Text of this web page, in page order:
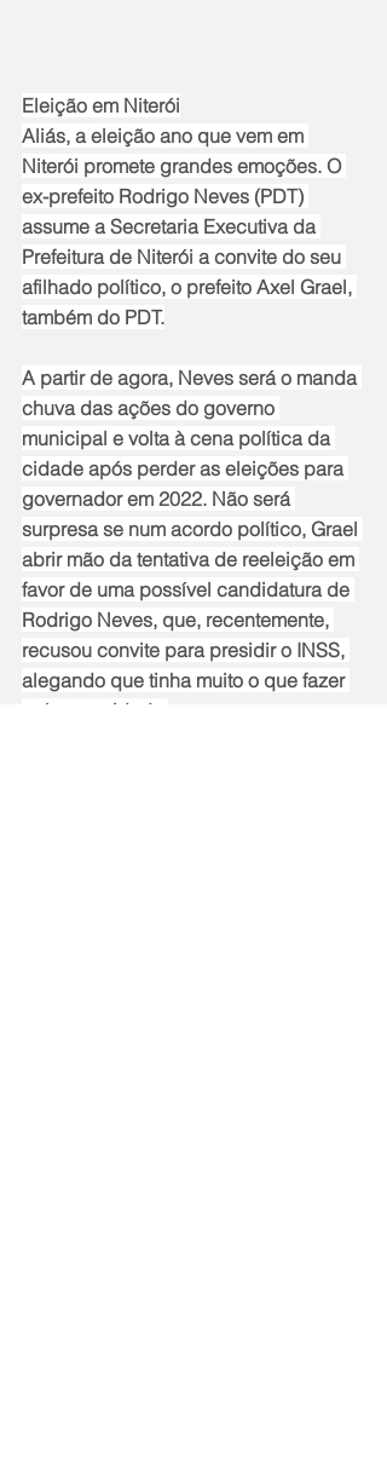
Eleição em Niterói
Aliás, a eleição ano que vem em
Niterói promete grandes emoções. O
ex-prefeito Rodrigo Neves (PDT)
assume a Secretaria Executiva da
Prefeitura de Niterói a convite do seu
afilhado político, o prefeito Axel Grael,
também do PDT.
A partir de agora, Neves será o manda
chuva das ações do governo
municipal e volta à cena política da
cidade após perder as eleições para
governador em 2022. Não será
surpresa se num acordo político, Grael
abrir mão da tentativa de reeleição em
favor de uma possível candidatura de
Rodrigo Neves, que, recentemente,
recusou convite para presidir o INSS,
alegando que tinha muito o que fazer
pela sua cidade.